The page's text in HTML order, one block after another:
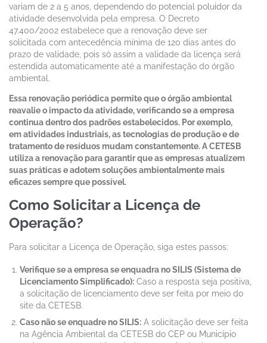
variam de 2 a 5 anos, dependendo do potencial poluidor da
atividade desenvolvida pela empresa. O Decreto
47.400/2002 estabelece que a renovação deve ser
solicitada com antecedência mínima de 120 dias antes do
prazo de validade, pois só assim a validade da licença será
estendida automaticamente até a manifestação do órgão
ambiental.
Essa renovação periódica permite que o órgão ambiental
reavalie o impacto da atividade, verificando se a empresa
continua dentro dos padrões estabelecidos. Por exemplo,
em atividades industriais, as tecnologias de produção e de
tratamento de resíduos mudam constantemente. A CETESB
utiliza a renovação para garantir que as empresas atualizem
suas práticas e adotem soluções ambientalmente mais
eficazes sempre que possível.
Como Solicitar a Licença de
Operação?
Para solicitar a Licença de Operação, siga estes passos:
Verifique se a empresa se enquadra no SILIS (Sistema de
Licenciamento Simplificado): Caso a resposta seja positiva,
a solicitação de licenciamento deve ser feita por meio do
site da CETESB.
Caso não se enquadre no SILIS: A solicitação deve ser feita
na Agência Ambiental da CETESB do CEP ou Município